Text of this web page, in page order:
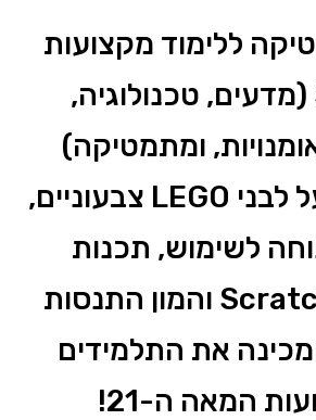
ללימוד מקצועות
STEAM (מדעים, טכנולוגיה,
ומתמטיקה)
המבוססת על לבני LEGO צבעוניים,
לשימוש, תכנות
בממשק Scratch והמון התנסות
את התלמידים
המאה ה-21!